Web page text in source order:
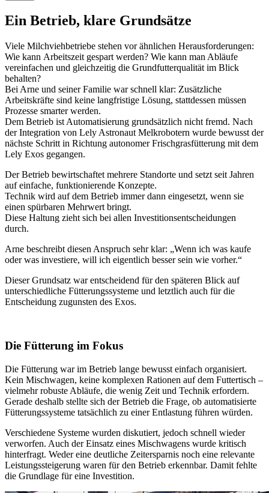
Ein Betrieb, klare Grundsätze
Viele Milchviehbetriebe stehen vor ähnlichen Herausforderungen:
Wie kann Arbeitszeit gespart werden? Wie kann man Abläufe
vereinfachen und gleichzeitig die Grundfutterqualität im Blick
behalten?
Bei Arne und seiner Familie war schnell klar: Zusätzliche
Arbeitskräfte sind keine langfristige Lösung, stattdessen müssen
Prozesse smarter werden.
Dem Betrieb ist Automatisierung grundsätzlich nicht fremd. Nach
der Integration von Lely Astronaut Melkrobotern wurde bewusst der
nächste Schritt in Richtung autonomerFrischgrasfütterung mit dem
Lely Exos gegangen.
Der Betrieb bewirtschaftet mehrere Standorte und setzt seit Jahren
auf einfache, funktionierende Konzepte.
Technik wird auf dem Betrieb immer dann eingesetzt, wenn sie
einen spürbaren Mehrwert bringt.
Diese Haltung zieht sich bei allen Investitionsentscheidungen
durch.
Arne beschreibt diesen Anspruch sehr klar: „Wenn ich was kaufe
oder was investiere, will ich eigentlich besser sein wie vorher.“
Dieser Grundsatz war entscheidend für den späteren Blick auf
unterschiedliche Fütterungssysteme und letztlich auch für die
Entscheidung zugunsten des Exos.
Die Fütterung im Fokus
Die Fütterung war im Betrieb lange bewusst einfach organisiert.
Kein Mischwagen, keine komplexen Rationen auf dem Futtertisch –
vielmehr robuste Abläufe, die wenig Zeit und Technik erfordern.
Gerade deshalb stellte sich der Betrieb die Frage, ob automatisierte
Fütterungssysteme tatsächlich zu einer Entlastung führen würden.
Verschiedene Systeme wurden diskutiert, jedoch schnell wieder
verworfen. Auch der Einsatz eines Mischwagens wurde kritisch
hinterfragt. Weder eine deutliche Zeitersparnis noch eine relevante
Leistungssteigerung waren für den Betrieb erkennbar. Damit fehlte
die Grundlage für eine Investition.